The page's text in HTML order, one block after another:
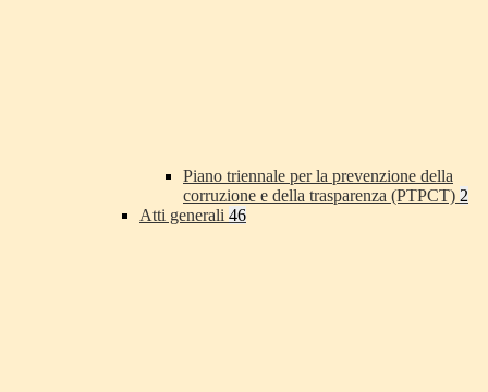
Piano triennale per la prevenzione della
corruzione e della trasparenza (PTPCT) 2
Atti generali 46